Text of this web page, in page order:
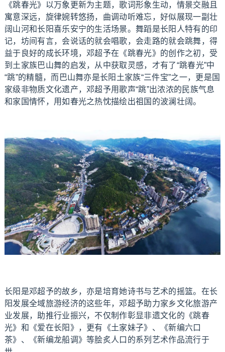
《跳春光》以万象更新为主题，歌词形象生动，情景交融且
寓意深远，旋律婉转悠扬，曲调动听难忘，好似展现一副壮
阔山河和长阳喜乐安宁的生活场景。舞蹈是长阳人特有的印
记，坊间有言，会说话的就会唱歌，会走路的就会跳舞，得
益于良好的成长环境，邓超予在《跳春光》的创作之初，受
到土家族巴山舞的启发，从中获取灵感，才有了“跳春光”中
“跳”的精髓，而巴山舞亦是长阳土家族“三件宝”之一，更是国
家级非物质文化遗产，邓超予用歌声“跳”出浓浓的民族气息
和家国情怀，用如春光之热忱描绘出祖国的波澜壮阔。
长阳是邓超予的故乡，亦是培育她诗书与艺术的摇篮。在长
阳发展全域旅游经济的这些年，邓超予助力家乡文化旅游产
业发展，助推行业振兴，不仅制作彰显非遗文化的《跳春
光》和《爱在长阳》，更有《土家妹子》、《新编六口
茶》、《新编龙船调》等脍炙人口的系列艺术作品流行于